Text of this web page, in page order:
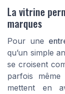
La vitrine
marques
Pour une
qu’un simple
se croisent
parfois
mettent en